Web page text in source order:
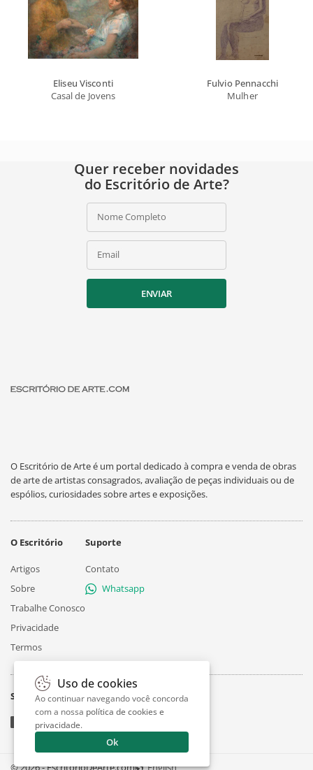
Eliseu Visconti
Casal de Jovens
Fulvio Pennacchi
Mulher
Quer receber novidades
do Escritório de Arte?
Nome Completo
Email
ENVIAR
O Escritório de Arte é um portal dedicado à compra e venda de obras
de arte de artistas consagrados, avaliação de peças individuais ou de
espólios, curiosidades sobre artes e exposições.
O Escritório
Artigos
Sobre
Trabalhe Conosco
Privacidade
Termos
Suporte
Contato
Whatsapp
Siga
© 2026 - EscritorioDeArte.com English
Uso de cookies
Ao continuar navegando você concorda
com a nossa política de cookies e
privacidade.
Ok